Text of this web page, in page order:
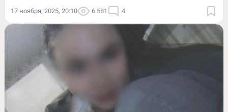
17 ноября, 2025, 20:10 6 581 4